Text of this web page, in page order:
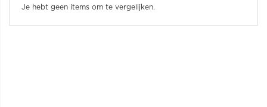
Je hebt geen items om te vergelijken.